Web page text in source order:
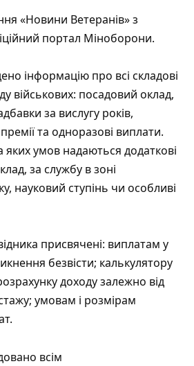
«Новини Ветеранів» з
портал Міноборони.
інформацію про всі складові
військових: посадовий оклад,
за вислугу років,
та одноразові виплати.
умов надаються додаткові
за службу в зоні
науковий ступінь чи особливі
присвячені: виплатам у
безвісти; калькулятору
доходу залежно від
умовам і розмірам
всім